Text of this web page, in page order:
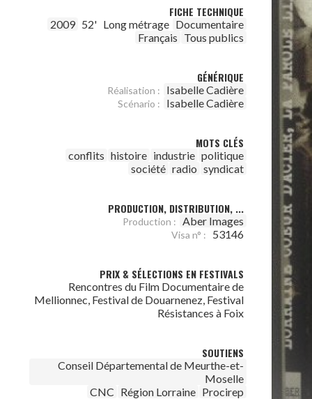
FICHE TECHNIQUE
2009 52' Long métrage Documentaire
Français Tous publics
GÉNÉRIQUE
Réalisation : Isabelle Cadière
Scénario : Isabelle Cadière
MOTS CLÉS
conflits histoire industrie politique
société radio syndicat
PRODUCTION, DISTRIBUTION, ...
Production : Aber Images
Visa n° : 53146
PRIX & SÉLECTIONS EN FESTIVALS
Rencontres du Film Documentaire de
Mellionnec, Festival de Douarnenez, Festival
Résistances à Foix
SOUTIENS
Conseil Départemental de Meurthe-et-
Moselle
CNC Région Lorraine Procirep